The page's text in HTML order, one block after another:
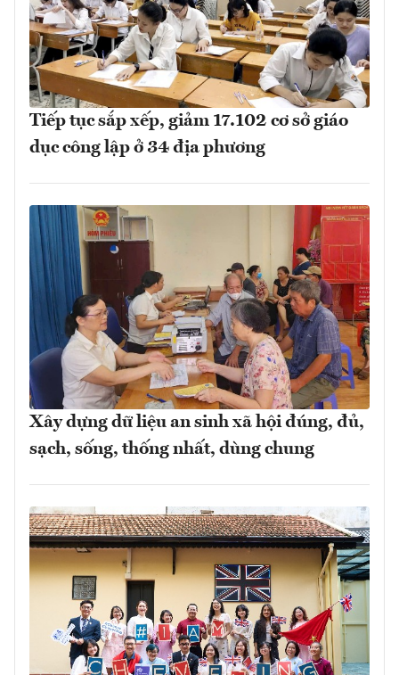
Tiếp tục sắp xếp, giảm 17.102 cơ sở giáo
dục công lập ở 34 địa phương
Xây dựng dữ liệu an sinh xã hội đúng, đủ,
sạch, sống, thống nhất, dùng chung